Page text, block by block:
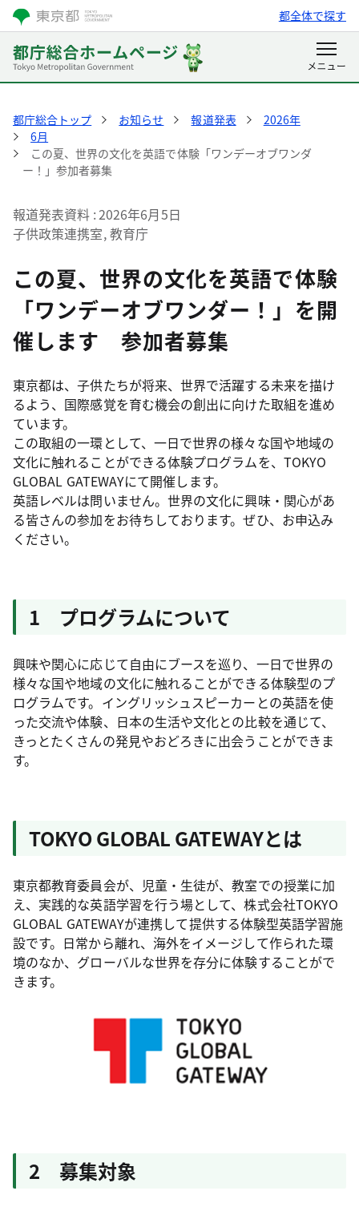
都全体で探す
都庁総合トップ お知らせ 報道発表
2026年
6月
この夏、世界の文化を英語で体験「ワンデーオブワンダ
ー！」参加者募集
報道発表資料 2026年6月5日
子供政策連携室, 教育庁
この夏、世界の文化を英語で体験
「ワンデーオブワンダー！」を開
催します 参加者募集
東京都は、子供たちが将来、世界で活躍する未来を描け
るよう、国際感覚を育む機会の創出に向けた取組を進め
ています。
この取組の一環として、一日で世界の様々な国や地域の
文化に触れることができる体験プログラムを、TOKYO
GLOBAL GATEWAYにて開催します。
英語レベルは問いません。世界の文化に興味・関心があ
る皆さんの参加をお待ちしております。ぜひ、お申込み
ください。
1 プログラムについて
興味や関心に応じて自由にブースを巡り、一日で世界の
様々な国や地域の文化に触れることができる体験型のプ
ログラムです。イングリッシュスピーカーとの英語を使
った交流や体験、日本の生活や文化との比較を通じて、
きっとたくさんの発見やおどろきに出会うことができま
す。
TOKYO GLOBAL GATEWAYとは
東京都教育委員会が、児童・生徒が、教室での授業に加
え、実践的な英語学習を行う場として、株式会社TOKYO
GLOBAL GATEWAYが連携して提供する体験型英語学習施
設です。日常から離れ、海外をイメージして作られた環
境のなか、グローバルな世界を存分に体験することがで
きます。
2 募集対象